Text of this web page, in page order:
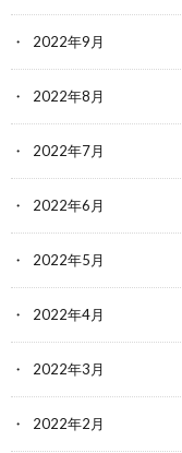
2022年9月
2022年8月
2022年7月
2022年6月
2022年5月
2022年4月
2022年3月
2022年2月